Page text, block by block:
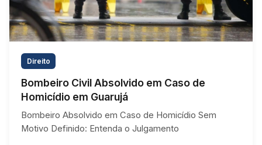
Direito
Bombeiro Civil Absolvido em Caso de
Homicídio em Guarujá
Bombeiro Absolvido em Caso de Homicídio Sem
Motivo Definido: Entenda o Julgamento